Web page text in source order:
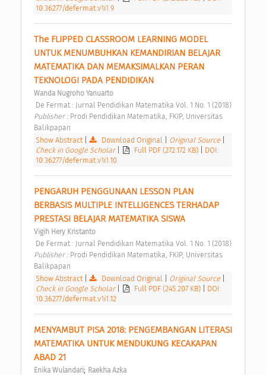
10.36277/defermat.v1i1.9
The FLIPPED CLASSROOM LEARNING MODEL
UNTUK MENUMBUHKAN KEMANDIRIAN BELAJAR
MATEMATIKA DAN MEMAKSIMALKAN PERAN
TEKNOLOGI PADA PENDIDIKAN
Wanda Nugroho Yanuarto
Publisher : Prodi Pendidikan Matematika, FKIP, Universitas
Balikpapan
Show Abstract| Download Original Original Source
Check in Google Scholar
Full PDF (272.172 KB)
DOI:
10.36277/defermat.v1i1.10
PENGARUH PENGGUNAAN LESSON PLAN
BERBASIS MULTIPLE INTELLIGENCES TERHADAP
PRESTASI BELAJAR MATEMATIKA SISWA
Vigih Hery Kristanto
Publisher : Prodi Pendidikan Matematika, FKIP, Universitas
Balikpapan
Show Abstract| Download Original Original Source
Check in Google Scholar
Full PDF (245.207 KB)
DOI:
10.36277/defermat.v1i1.12
MENYAMBUT PISA 2018: PENGEMBANGAN LITERASI
MATEMATIKA UNTUK MENDUKUNG KECAKAPAN
ABAD 21
Enika Wulandari; Raekha Azka